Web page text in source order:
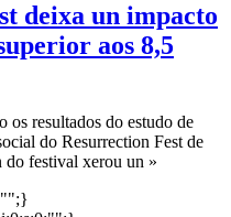
deixa un impacto
aos 8,5
os resultados do estudo de
do Resurrection Fest de
do festival xerou un »